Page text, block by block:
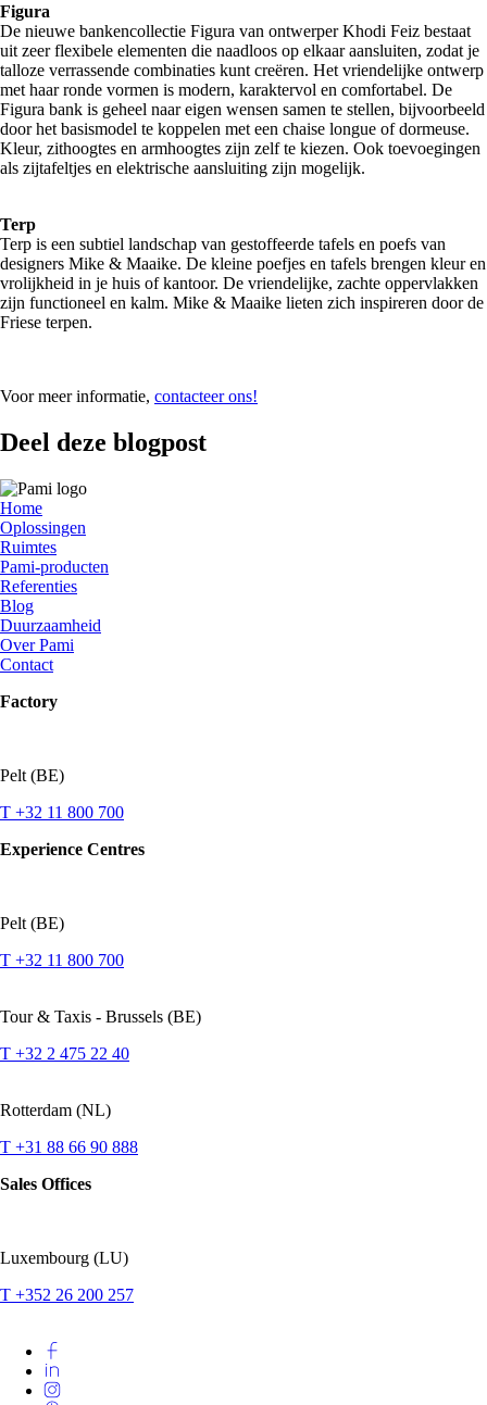
Figura
De nieuwe bankencollectie Figura van ontwerper Khodi Feiz bestaat
uit zeer flexibele elementen die naadloos op elkaar aansluiten, zodat je
talloze verrassende combinaties kunt creëren. Het vriendelijke ontwerp
met haar ronde vormen is modern, karaktervol en comfortabel. De
Figura bank is geheel naar eigen wensen samen te stellen, bijvoorbeeld
door het basismodel te koppelen met een chaise longue of dormeuse.
Kleur, zithoogtes en armhoogtes zijn zelf te kiezen. Ook toevoegingen
als zijtafeltjes en elektrische aansluiting zijn mogelijk.
Terp
Terp is een subtiel landschap van gestoffeerde tafels en poefs van
designers Mike & Maaike. De kleine poefjes en tafels brengen kleur en
vrolijkheid in je huis of kantoor. De vriendelijke, zachte oppervlakken
zijn functioneel en kalm. Mike & Maaike lieten zich inspireren door de
Friese terpen.
Voor meer informatie, contacteer ons!
Deel deze blogpost
Home
Oplossingen
Ruimtes
Pami-producten
Referenties
Blog
Duurzaamheid
Over Pami
Contact
Factory
Pelt (BE)
T +32 11 800 700
Experience Centres
Pelt (BE)
T +32 11 800 700
Tour & Taxis - Brussels (BE)
T +32 2 475 22 40
Rotterdam (NL)
T +31 88 66 90 888
Sales Offices
Luxembourg (LU)
T +352 26 200 257